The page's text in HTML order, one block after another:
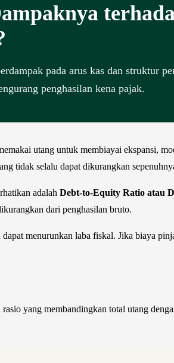
pada arus kas dan struktur
penghasilan kena pajak.
utang untuk membiayai ekspansi,
tidak selalu dapat dikurangkan
adalah Debt-to-Equity Ratio atau
dari penghasilan bruto.
menurunkan laba fiskal. Jika biaya
rasio yang membandingkan total utang